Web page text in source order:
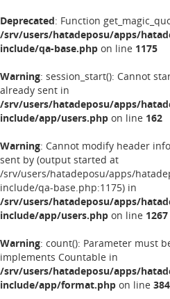
Deprecated: Function
/srv/users/hatadeposu/apps/
include/qa-base.php on line 1175
Warning: session_start(): Cannot
already sent in
/srv/users/hatadeposu/apps/
include/app/users.php on line 162
Warning: Cannot modify header
sent by (output started at
/srv/users/hatadeposu/apps/
include/qa-base.php:1175) in
/srv/users/hatadeposu/apps/
include/app/users.php on line 1267
Warning: count(): Parameter must
implements Countable in
/srv/users/hatadeposu/apps/
include/app/format.php on line 384